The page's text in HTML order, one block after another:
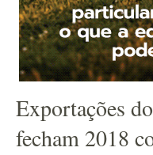
Exportações
fecham 2018